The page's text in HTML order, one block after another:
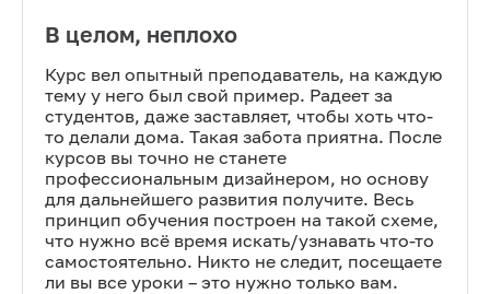
В целом, неплохо
Курс вел опытный преподаватель, на каждую
тему у него был свой пример. Радеет за
студентов, даже заставляет, чтобы хоть что-
то делали дома. Такая забота приятна. После
курсов вы точно не станете
профессиональным дизайнером, но основу
для дальнейшего развития получите. Весь
принцип обучения построен на такой схеме,
что нужно всё время искать/узнавать что-то
самостоятельно. Никто не следит, посещаете
ли вы все уроки – это нужно только вам.